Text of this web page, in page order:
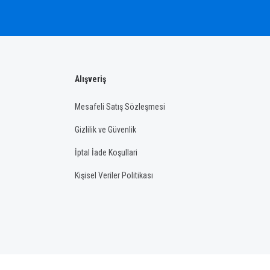
Alışveriş
Mesafeli Satış Sözleşmesi
Gizlilik ve Güvenlik
İptal İade Koşullari
Kişisel Veriler Politikası